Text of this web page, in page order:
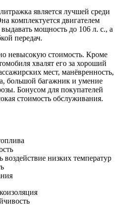
является лучшей среди
комплектуется двигателем
мощность до 106 л. с., а
передач.
невысокую стоимость. Кроме
хвалят его за хороший
мест, манёвренность,
большой багажник и умение
Бонусом для покупателей
стоимость обслуживания.
низких температур